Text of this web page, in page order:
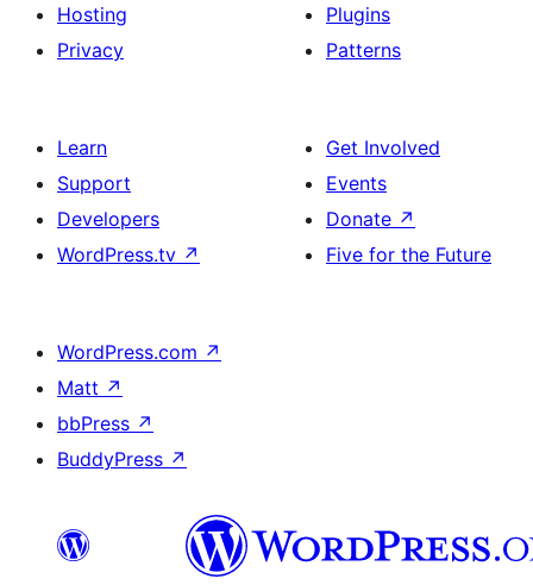
Hosting
Privacy
Plugins
Patterns
Learn
Support
Developers
WordPress.tv ↗
Get Involved
Events
Donate ↗
Five for the Future
WordPress.com ↗
Matt ↗
bbPress ↗
BuddyPress ↗